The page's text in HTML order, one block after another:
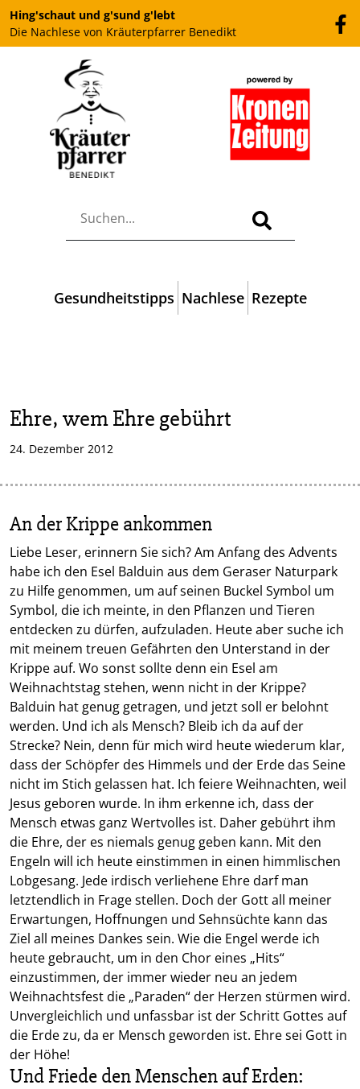
Hing'schaut und g'sund g'lebt
Die Nachlese von Kräuterpfarrer Benedikt
Gesundheitstipps Nachlese Rezepte
Ehre, wem Ehre gebührt
24. Dezember 2012
An der Krippe ankommen
Liebe Leser, erinnern Sie sich? Am Anfang des Advents
habe ich den Esel Balduin aus dem Geraser Naturpark
zu Hilfe genommen, um auf seinen Buckel Symbol um
Symbol, die ich meinte, in den Pflanzen und Tieren
entdecken zu dürfen, aufzuladen. Heute aber suche ich
mit meinem treuen Gefährten den Unterstand in der
Krippe auf. Wo sonst sollte denn ein Esel am
Weihnachtstag stehen, wenn nicht in der Krippe?
Balduin hat genug getragen, und jetzt soll er belohnt
werden. Und ich als Mensch? Bleib ich da auf der
Strecke? Nein, denn für mich wird heute wiederum klar,
dass der Schöpfer des Himmels und der Erde das Seine
nicht im Stich gelassen hat. Ich feiere Weihnachten, weil
Jesus geboren wurde. In ihm erkenne ich, dass der
Mensch etwas ganz Wertvolles ist. Daher gebührt ihm
die Ehre, der es niemals genug geben kann. Mit den
Engeln will ich heute einstimmen in einen himmlischen
Lobgesang. Jede irdisch verliehene Ehre darf man
letztendlich in Frage stellen. Doch der Gott all meiner
Erwartungen, Hoffnungen und Sehnsüchte kann das
Ziel all meines Dankes sein. Wie die Engel werde ich
heute gebraucht, um in den Chor eines „Hits“
einzustimmen, der immer wieder neu an jedem
Weihnachtsfest die „Paraden“ der Herzen stürmen wird.
Unvergleichlich und unfassbar ist der Schritt Gottes auf
die Erde zu, da er Mensch geworden ist. Ehre sei Gott in
der Höhe!
Und Friede den Menschen auf Erden: